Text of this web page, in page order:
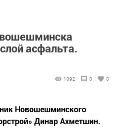
асфальта.
1092 0 0
Новошешминского
Динар Ахметшин.